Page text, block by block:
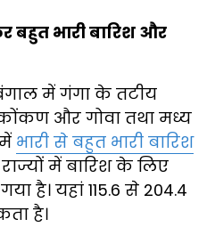
बहुत भारी बारिश और
में गंगा के तटीय
और गोवा तथा मध्य
भारी से बहुत भारी बारिश
राज्यों में बारिश के लिए
है। यहां 115.6 से 204.4
है।